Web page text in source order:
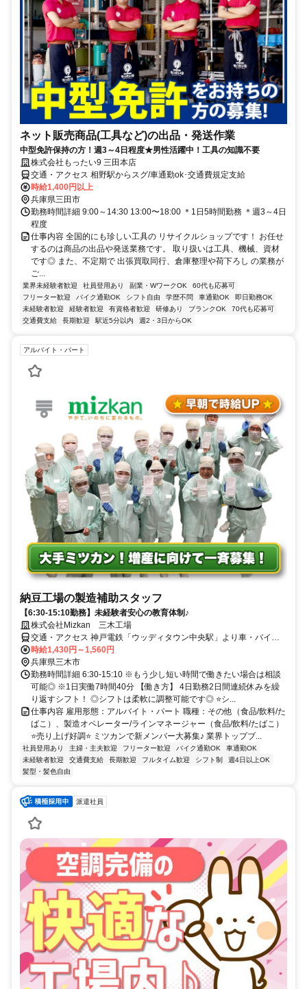
ネット販売商品(工具など)の出品・発送作業
中型免許保持の方！週3～4日程度★男性活躍中！工具の知識不要
株式会社もったい9 三田本店
交通・アクセス 相野駅からスグ/車通勤ok･交通費規定支給
時給1,400円以上
兵庫県三田市
勤務時間詳細 9:00～14:30 13:00〜18:00 ＊1日5時間勤務 ＊週3～4日
程度
仕事内容 全国的にも珍しい工具の リサイクルショップです！ お任せ
するのは商品の出品や発送業務です。 取り扱いは工具、機械、資材
です◎ また、不定期で 出張買取同行、倉庫整理や荷下ろし の業務が
ご...
業界未経験者歓迎 社員登用あり 副業・WワークOK
60代も応募可
フリーター歓迎
バイク通勤OK シフト自由 学歴不問 車通勤OK
即日勤務OK
未経験者歓迎
経験者歓迎 有資格者歓迎 研修あり ブランクOK
70代も応募可
交通費支給
長期歓迎 駅近5分以内 週2・3日からOK
アルバイト・パート
納豆工場の製造補助スタッフ
【6:30-15:10勤務】未経験者安心の教育体制♪
株式会社Mizkan 三木工場
交通・アクセス 神戸電鉄「ウッディタウン中央駅」より車・バイク
で7分/北摂三田テクノパーク近接
時給1,430円～1,560円
兵庫県三木市
勤務時間詳細 6:30-15:10 ※もう少し短い時間で働きたい場合は相談
可能◎ ※1日実働7時間40分 【働き方】 4日勤務2日間連続休みを繰
り返すシフト！ ◎シフトは柔軟に調整可能です◎ ⭐シ...
仕事内容 雇用形態：アルバイト・パート 職種：その他（食品/飲料/た
ばこ）、製造オペレーター/ラインマネージャー（食品/飲料/たばこ）
⭐売り上げ好調⭐ ミツカンで新メンバー大募集♪ 業界トップブ...
社員登用あり 主婦・主夫歓迎 フリーター歓迎 バイク通勤OK
車通勤OK
未経験者歓迎
交通費支給 長期歓迎 フルタイム歓迎 シフト制
週4日以上OK
髪型・髪色自由
派遣社員